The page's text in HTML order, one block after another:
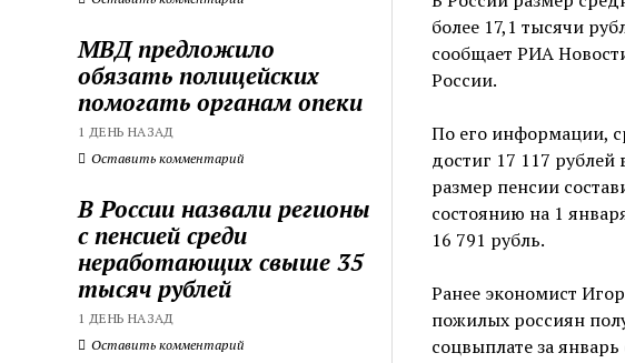
МВД предложило
обязать полицейских
помогать органам опеки
1 ДЕНЬ НАЗАД
Оставить комментарий
В России назвали регионы
с пенсией среди
неработающих свыше 35
тысяч рублей
1 ДЕНЬ НАЗАД
Оставить комментарий
более 17,1 тысячи
сообщает РИА
России.
По его информации,
достиг 17 117
размер пенсии
состоянию на 1
16 791 рубль.
Ранее экономист
пожилых россиян
соцвыплате за